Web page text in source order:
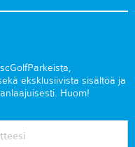
eksklusiivista sisältöä ja
Huom!